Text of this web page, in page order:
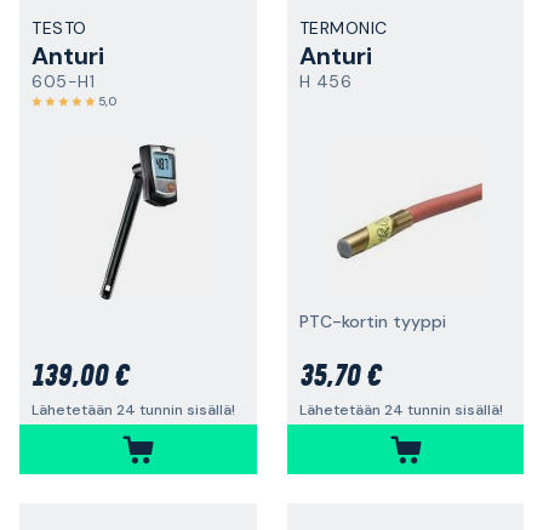
TESTO
Anturi
605-H1
5,0
139,00 €
Lähetetään 24 tunnin sisällä!
TERMONIC
Anturi
H 456
PTC-kortin tyyppi
35,70 €
Lähetetään 24 tunnin sisällä!